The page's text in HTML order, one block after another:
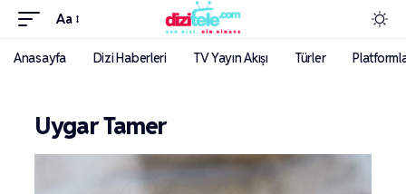
Aa
Anasayfa Dizi Haberleri TV Yayın Akışı Türler
Uygar Tamer